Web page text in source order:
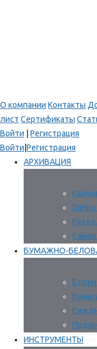
О компании Контакты
лист Сертификаты
Войти
Регистрация
Войти Регистрация
АРХИВАЦИЯ
БУМАЖНО-
ИНСТРУМЕНТЫ